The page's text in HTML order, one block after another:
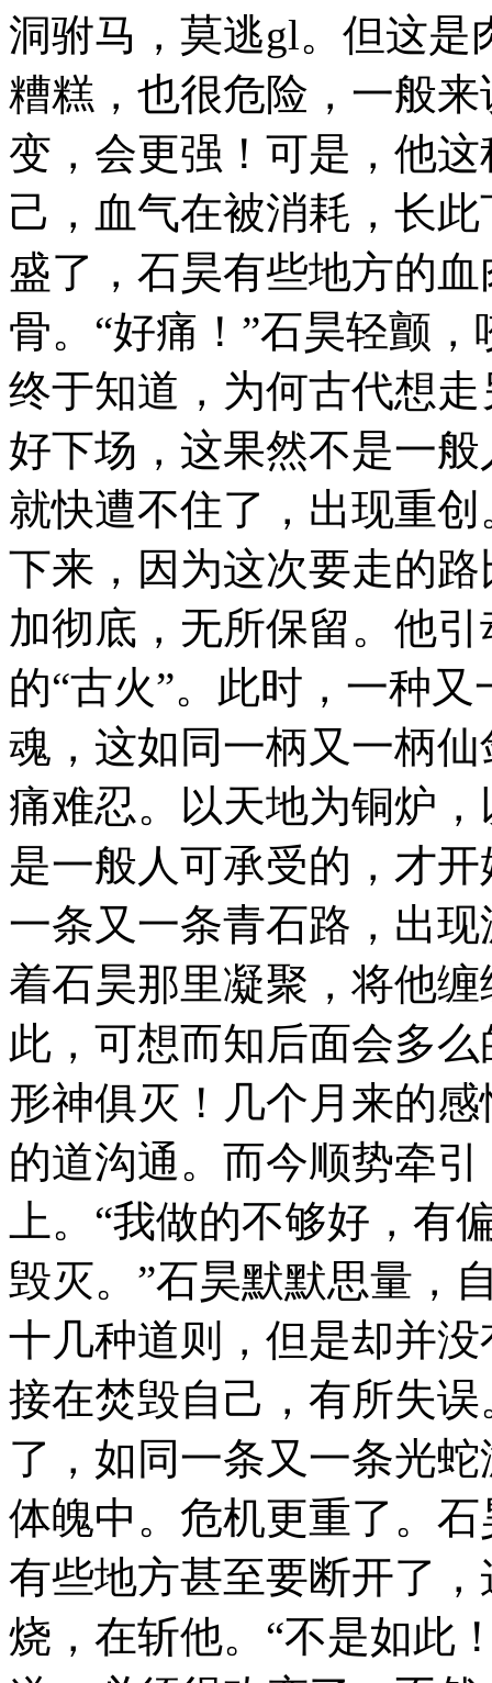
洞驸马，莫逃gl。但这是
糟糕，也很危险，一般
变，会更强！可是，他
己，血气在被消耗，长
盛了，石昊有些地方的
骨。“好痛！”石昊轻颤
终于知道，为何古代想
好下场，这果然不是一
就快遭不住了，出现重
下来，因为这次要走的
加彻底，无所保留。他
的“古火”。此时，一种
魂，这如同一柄又一柄
痛难忍。以天地为铜炉
是一般人可承受的，才
一条又一条青石路，出
着石昊那里凝聚，将他
此，可想而知后面会多
形神俱灭！几个月来的
的道沟通。而今顺势牵
上。“我做的不够好，有
毁灭。”石昊默默思量，
十几种道则，但是却并
接在焚毁自己，有所失
了，如同一条又一条光
体魄中。危机更重了。
有些地方甚至要断开了
烧，在斩他。“不是如此